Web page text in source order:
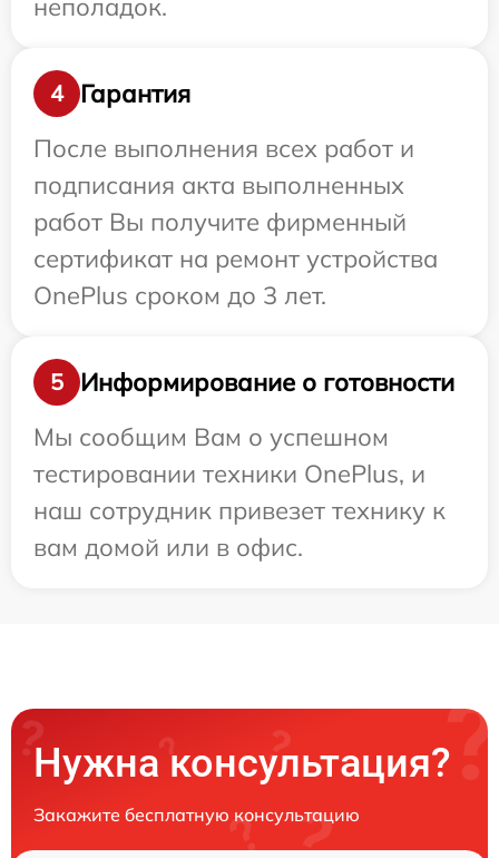
неполадок.
4
Гарантия
После выполнения всех работ и
подписания акта выполненных
работ Вы получите фирменный
сертификат на ремонт устройства
OnePlus сроком до 3 лет.
5
Информирование о готовности
Мы сообщим Вам о успешном
тестировании техники OnePlus, и
наш сотрудник привезет технику к
вам домой или в офис.
Нужна консультация?
Закажите бесплатную консультацию